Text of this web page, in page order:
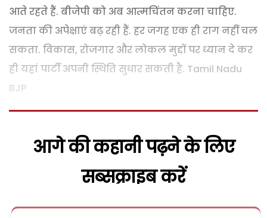
आते रहते हैं. बीजेपीको अब आत्मचिंतनकरना चाहिए.
जनता की अपेक्षाएं बढ़ रही हैं. हर जगह एक ही राग नहीं चल
सकता. विकास, रोजगार और लोकल मुद्दों पर ध्यान दे कर
ही यहां पार्टी अपनी स्थिति सुधार सकती है. Tamil Nadu
BJP
आगे की कहानी पढ़ने के लिए
सब्सक्राइब करें